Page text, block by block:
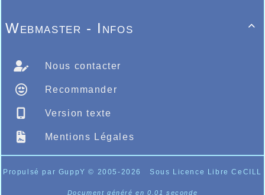

Webmaster - Infos
Nous contacter
Recommander
Version texte
Mentions Légales
Propulsé par GuppY© 2005-2026 Sous Licence Libre CeCILL
Document généré en 0.01 seconde